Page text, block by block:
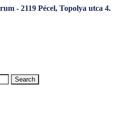
- 2119 Pécel, Topolya utca 4.
Search